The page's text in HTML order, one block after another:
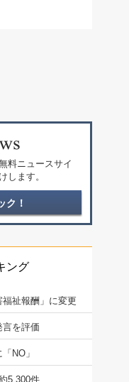
料ニュースサイ
します。
ク！
ング
祉報酬」に変更
言を評価
NO」
5,300件